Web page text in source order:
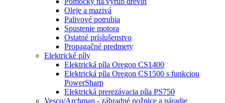
Oleje a mazivá
Palivové potrubia
Spustenie motora
Ostatné príslušenstvo
Propagačné predmety
Elektrické píly
Elektrická píla Oregon CS1400
Elektrická píla Oregon CS1500 s funkciou
PowerSharp
Elektrická prerezávacia píla PS750
Vesco/Archman - záhradné nožnice a náradie